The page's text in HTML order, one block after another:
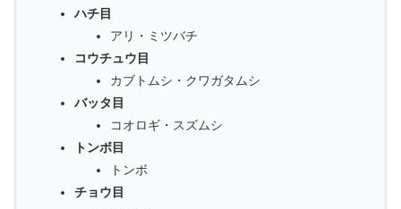
ハチ目
アリ・ミツバチ
コウチュウ目
カブトムシ・クワガタムシ
バッタ目
コオロギ・スズムシ
トンボ目
トンボ
チョウ目